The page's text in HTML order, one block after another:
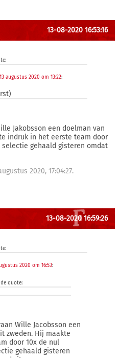
13-08-2020 16:53:16
13 augustus 2020 om 13:22:
Jakobsson een doelman van
indruk in het eerste team door
gehaald gisteren omdat
2020, 17:04:27.
13-08-2020 16:59:26
2020 om 16:53:
quote:
Wille Jacobsson een
zweden. Hij maakte
door 10x de nul
gehaald gisteren